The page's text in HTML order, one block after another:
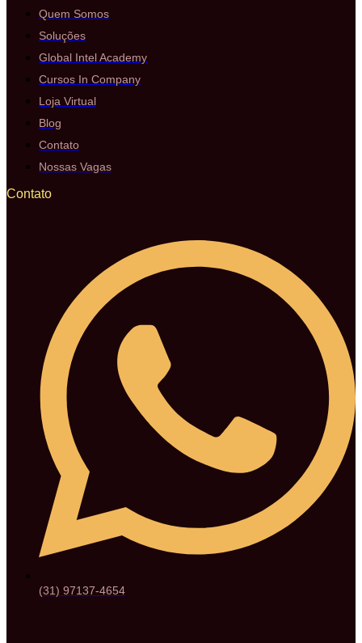
Quem Somos
Soluções
Global Intel Academy
Cursos In Company
Loja Virtual
Blog
Contato
Nossas Vagas
Contato
(31) 97137-4654